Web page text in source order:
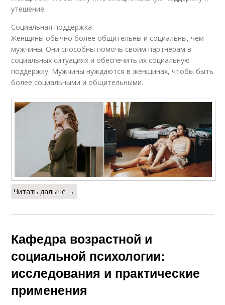
утешение.
Социальная поддержка
Женщины обычно более общительны и социальны, чем
мужчины. Они способны помочь своим партнерам в
социальных ситуациях и обеспечить их социальную
поддержку. Мужчины нуждаются в женщинах, чтобы быть
более социальными и общительными.
Читать дальше →
Кафедра возрастной и
социальной психологии:
исследования и практические
применения